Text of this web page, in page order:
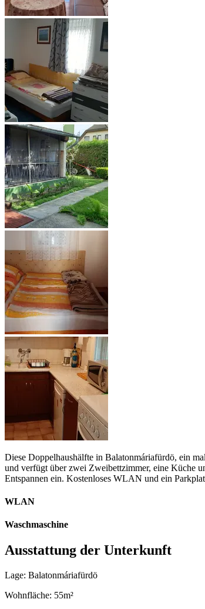
Diese Doppelhaushälfte in Balatonmáriafürdö, ein
und verfügt über zwei Zweibettzimmer, eine Küche
Entspannen ein. Kostenloses WLAN und ein
WLAN
Waschmaschine
Ausstattung der Unterkunft
Lage: Balatonmáriafürdö
Wohnfläche: 55m²